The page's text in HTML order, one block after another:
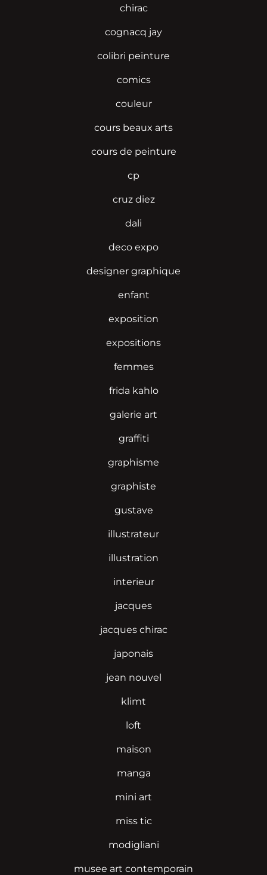
chirac
cognacq jay
colibri peinture
comics
couleur
cours beaux arts
cours de peinture
cp
cruz diez
dali
deco expo
designer graphique
enfant
exposition
expositions
femmes
frida kahlo
galerie art
graffiti
graphisme
graphiste
gustave
illustrateur
illustration
interieur
jacques
jacques chirac
japonais
jean nouvel
klimt
loft
maison
manga
mini art
miss tic
modigliani
musee art contemporain